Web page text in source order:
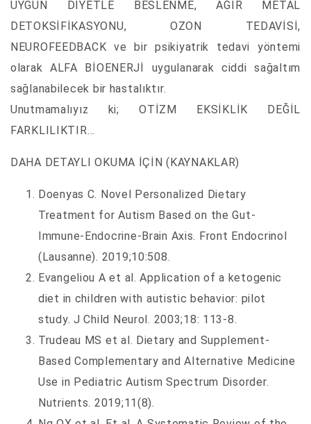
UYGUN DİYETLE BESLENME, AĞIR METAL
DETOKSİFİKASYONU, OZON TEDAVİSİ,
NEUROFEEDBACK ve bir psikiyatrik tedavi yöntemi
olarak ALFA BİOENERJİ uygulanarak ciddi sağaltım
sağlanabilecek bir hastalıktır.
Unutmamalıyız ki; OTİZM EKSİKLİK DEĞİL
FARKLILIKTIR…
DAHA DETAYLI OKUMA İÇİN (KAYNAKLAR)
Doenyas C. Novel Personalized Dietary
Treatment for Autism Based on the Gut-
Immune-Endocrine-Brain Axis. Front Endocrinol
(Lausanne). 2019;10:508.
Evangeliou A et al. Application of a ketogenic
diet in children with autistic behavior: pilot
study. J Child Neurol. 2003;18: 113-8.
Trudeau MS et al. Dietary and Supplement-
Based Complementary and Alternative Medicine
Use in Pediatric Autism Spectrum Disorder.
Nutrients. 2019;11(8).